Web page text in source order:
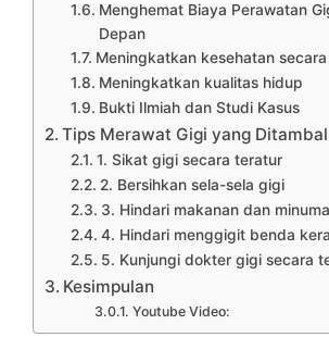
Menghemat Biaya Perawatan
Depan
Meningkatkan kesehatan
Meningkatkan kualitas hidup
Bukti Ilmiah dan Studi Kasus
Tips Merawat Gigi yang Ditambal
1. Sikat gigi secara teratur
2. Bersihkan sela-sela gigi
3. Hindari makanan dan
4. Hindari menggigit benda
5. Kunjungi dokter gigi secara
Kesimpulan
Youtube Video: